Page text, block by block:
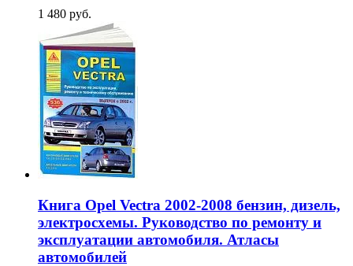
1 480 руб.
Книга Opel Vectra 2002-2008 бензин, дизель,
электросхемы. Руководство по ремонту и
эксплуатации автомобиля. Атласы
автомобилей